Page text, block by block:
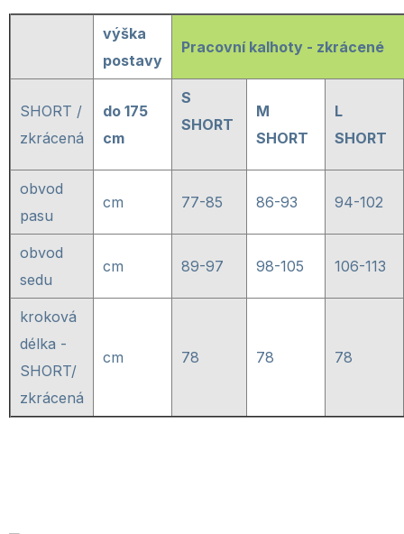
výška
postavy
Pracovní kalhoty - zkrácené
SHORT /
zkrácená
do 175
cm
S
SHORT
M
SHORT
L
SHORT
obvod
pasu
cm 77-85 86-93 94-102
obvod
sedu
cm 89-97 98-105 106-113
kroková
délka -
SHORT/
zkrácená
cm 78 78 78